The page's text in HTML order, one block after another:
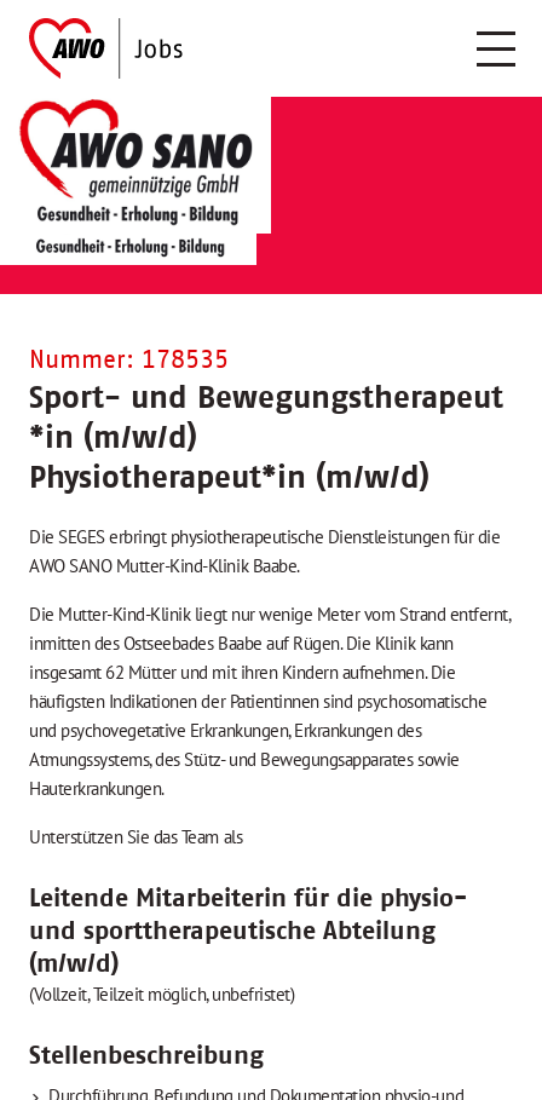
Nummer: 178535
Sport- und Bewegungstherapeut
*in (m/w/d)
Physiotherapeut*in (m/w/d)
Die SEGES erbringt physiotherapeutische Dienstleistungen für die
AWO SANO Mutter-Kind-Klinik Baabe.
Die Mutter-Kind-Klinik liegt nur wenige Meter vom Strand entfernt,
inmitten des Ostseebades Baabe auf Rügen. Die Klinik kann
insgesamt 62 Mütter und mit ihren Kindern aufnehmen. Die
häufigsten Indikationen der Patientinnen sind psychosomatische
und psychovegetative Erkrankungen, Erkrankungen des
Atmungssystems, des Stütz- und Bewegungsapparates sowie
Hauterkrankungen.
Unterstützen Sie das Team als
Leitende Mitarbeiterin für die physio-
und sporttherapeutische Abteilung
(m/w/d)
(Vollzeit, Teilzeit möglich, unbefristet)
Stellenbeschreibung